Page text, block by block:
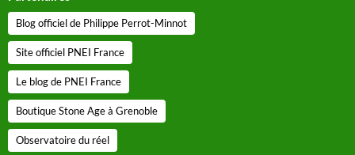
Blog officiel de Philippe Perrot-Minnot
Site officiel PNEI France
Le blog de PNEI France
Boutique Stone Age à Grenoble
Observatoire du réel